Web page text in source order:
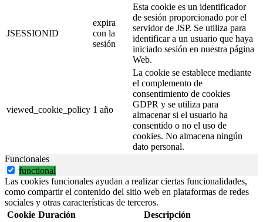
JSESSIONID
expira
con la
sesión
Esta cookie es un identificador
de sesión proporcionado por el
servidor de JSP. Se utiliza para
identificar a un usuario que haya
iniciado sesión en nuestra página
Web.
viewed_cookie_policy 1 año
La cookie se establece mediante
el complemento de
consentimiento de cookies
GDPR y se utiliza para
almacenar si el usuario ha
consentido o no el uso de
cookies. No almacena ningún
dato personal.
Funcionales
functional
Las cookies funcionales ayudan a realizar ciertas funcionalidades,
como compartir el contenido del sitio web en plataformas de redes
sociales y otras características de terceros.
Cookie Duración Descripción